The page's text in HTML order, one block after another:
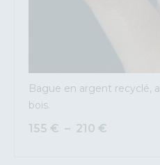
Bague en argent recyclé,
bois.
155 € – 210 €